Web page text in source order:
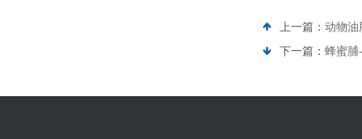
上一篇： 动物油
下一篇： 蜂蜜脯